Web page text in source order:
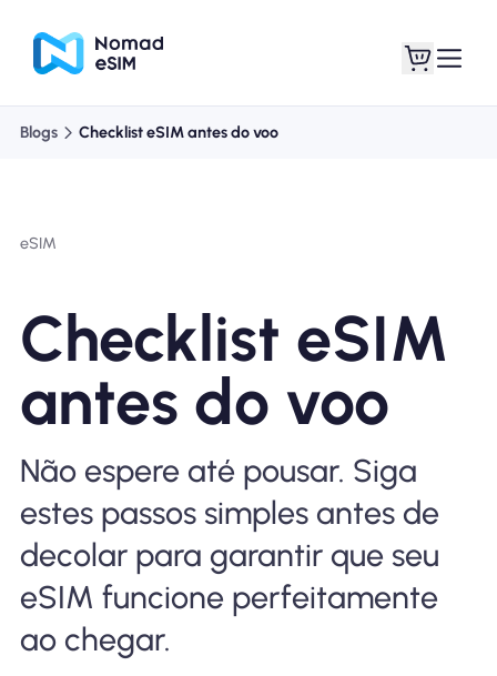
Planos de loja
Sobre o eSIM
Por que Nomad eSIM
Usando um eSIM
Blogs Checklist eSIM antes do voo
eSIM
Checklist eSIM
antes do voo
Não espere até pousar. Siga
estes passos simples antes de
decolar para garantir que seu
eSIM funcione perfeitamente
ao chegar.